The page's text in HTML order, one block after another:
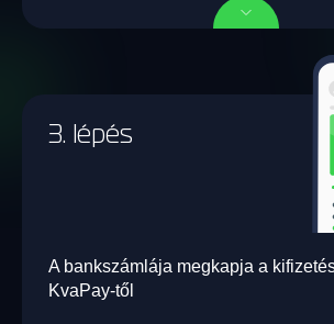
3. lépés
A bankszámlája megkapja a
KvaPay-től